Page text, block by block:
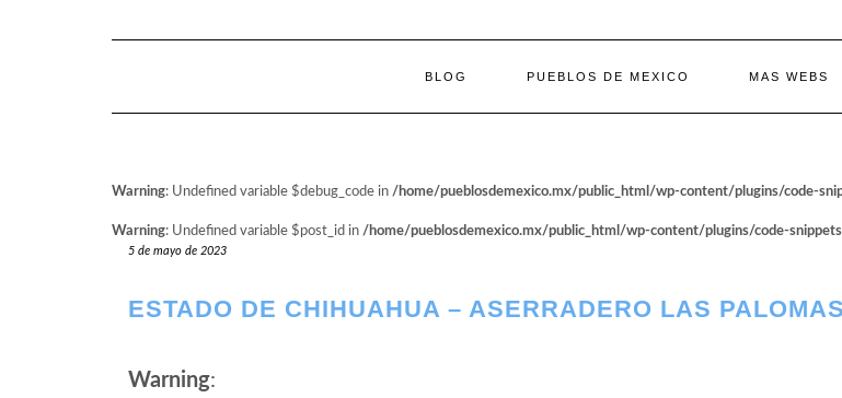
BLOG PUEBLOS DE MEXICO MAS WEBS
Warning: Undefined variable $debug_code in /home/pueblosdemexico.mx/public_html/wp-content/plugins/code-
Warning: Undefined variable $post_id in /home/pueblosdemexico.mx/public_html/wp-content/plugins/code-
5 de mayo de 2023
ESTADO DE CHIHUAHUA – ASERRADERO LAS PALOMAS
Warning: